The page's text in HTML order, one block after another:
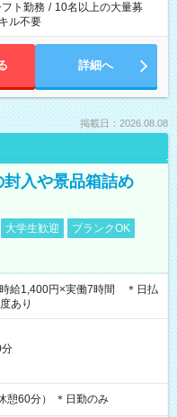
フト勤務 / 10名以上の大量募
ル不要
詳細へ
掲載日：2026.08.08
封入や景品箱詰め
大学生歓迎
ブランクOK
給1,400円×実働7時間 ＊日払
あり
憩60分） ＊日勤のみ